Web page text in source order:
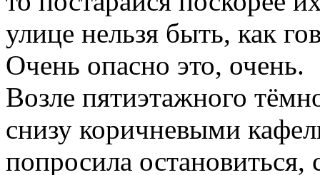
улице нельзя быть, как
Очень опасно это, очень.
Возле пятиэтажного
снизу коричневыми
попросила остановиться,